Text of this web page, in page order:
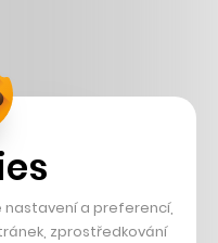
nastavení a preferencí,
zprostředkování